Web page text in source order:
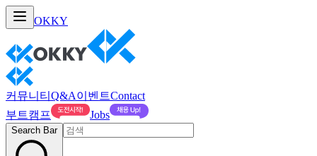
OKKY
커뮤니티 Q&A이벤트Contact
부트캠프
Jobs
Search Bar